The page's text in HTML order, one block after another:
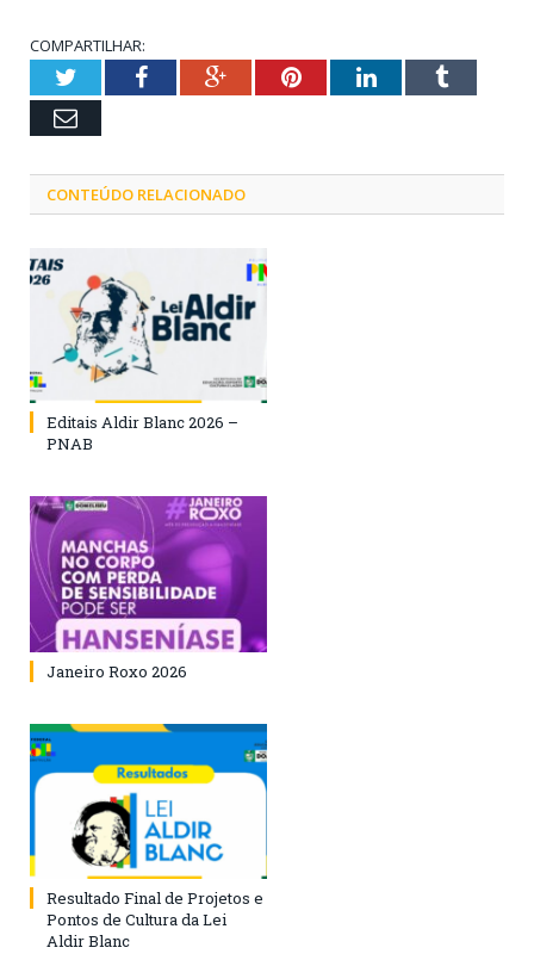
COMPARTILHAR:
TwitterFacebookGoogle+PinterestLinkedInTumblr
Email
CONTEÚDO RELACIONADO
Editais Aldir Blanc 2026 –
PNAB
Janeiro Roxo 2026
Resultado Final de Projetos e
Pontos de Cultura da Lei
Aldir Blanc